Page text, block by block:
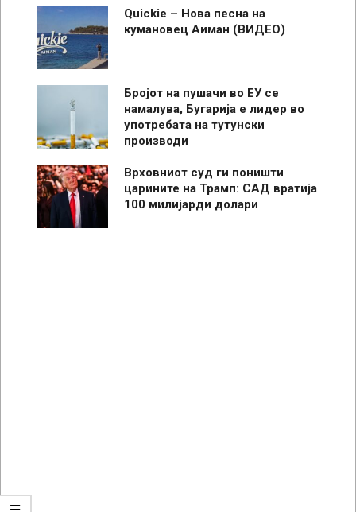
Quickie – Нова песна на
кумановец Аиман (ВИДЕО)
Бројот на пушачи во ЕУ се
намалува, Бугарија е лидер во
употребата на тутунски
производи
Врховниот суд ги поништи
царините на Трамп: САД вратија
100 милијарди долари